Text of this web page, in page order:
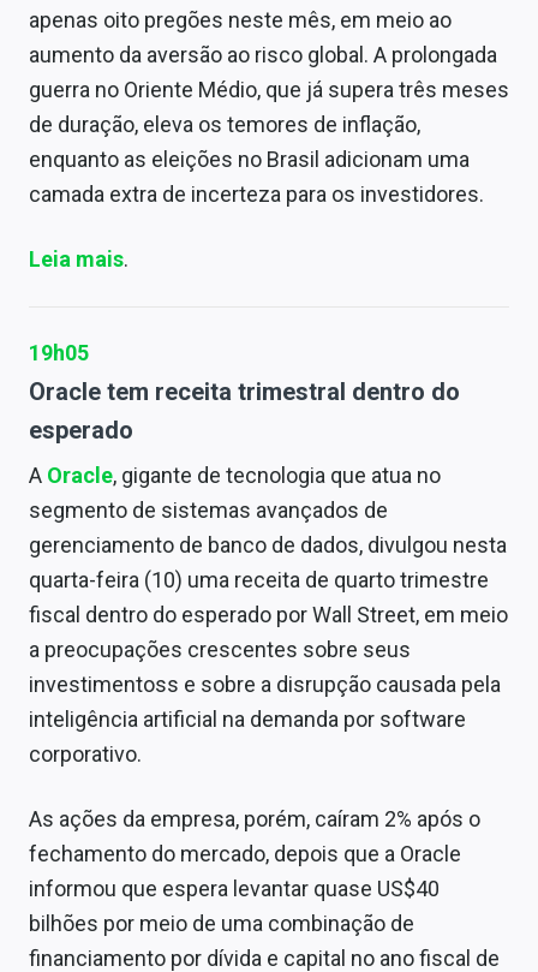
apenas oito pregões neste mês, em meio ao
aumento da aversão ao risco global. A prolongada
guerra no Oriente Médio, que já supera três meses
de duração, eleva os temores de inflação,
enquanto as eleições no Brasil adicionam uma
camada extra de incerteza para os investidores.
Leia mais.
19h05
Oracle tem receita trimestral dentro do
esperado
A Oracle, gigante de tecnologia que atua no
segmento de sistemas avançados de
gerenciamento de banco de dados, divulgou nesta
quarta-feira (10) uma receita de quarto trimestre
fiscal dentro do esperado por Wall Street, em meio
a preocupações crescentes sobre seus
investimentoss e sobre a disrupção causada pela
inteligência artificial na demanda por software
corporativo.
As ações da empresa, porém, caíram 2% após o
fechamento do mercado, depois que a Oracle
informou que espera levantar quase US$40
bilhões por meio de uma combinação de
financiamento por dívida e capital no ano fiscal de